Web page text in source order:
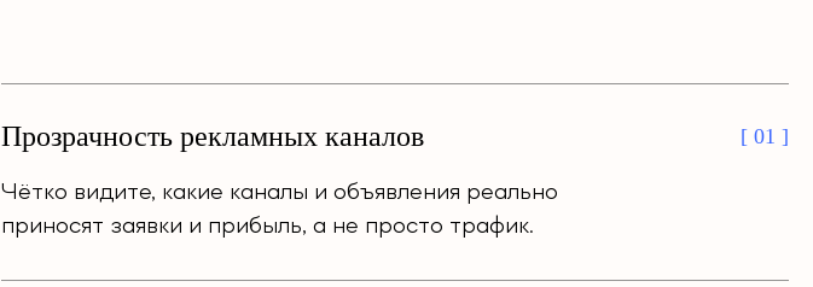
Прозрачность рекламных каналов
Чётко видите, какие каналы и объявления реально
приносят заявки и прибыль, а не просто трафик.
[ 01 ]